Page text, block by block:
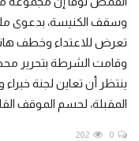
منوعات
مجلة السراج
من نحن
وسقف الكنيسة، بدعوى
تعرض للاعتداء وخطف
وقامت الشرطة بتحرير
ينتظر أن تعاين لجنة خبراء
المقبلة، لحسم الموقف
0
202